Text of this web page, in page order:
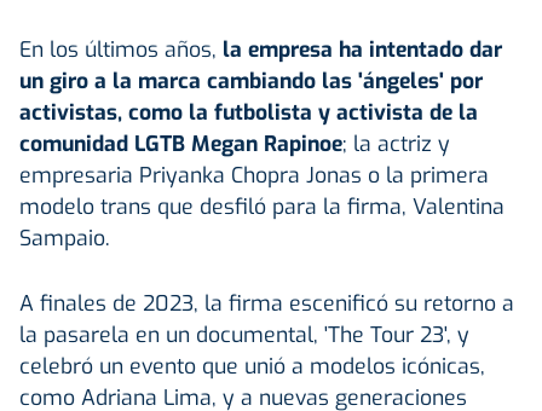
En los últimos años, la empresa ha intentado dar
un giro a la marca cambiando las 'ángeles' por
activistas, como la futbolista y activista de la
comunidad LGTB Megan Rapinoe; la actriz y
empresaria Priyanka Chopra Jonas o la primera
modelo trans que desfiló para la firma, Valentina
Sampaio.
A finales de 2023, la firma escenificó su retorno a
la pasarela en un documental, 'The Tour 23', y
celebró un evento que unió a modelos icónicas,
como Adriana Lima, y a nuevas generaciones